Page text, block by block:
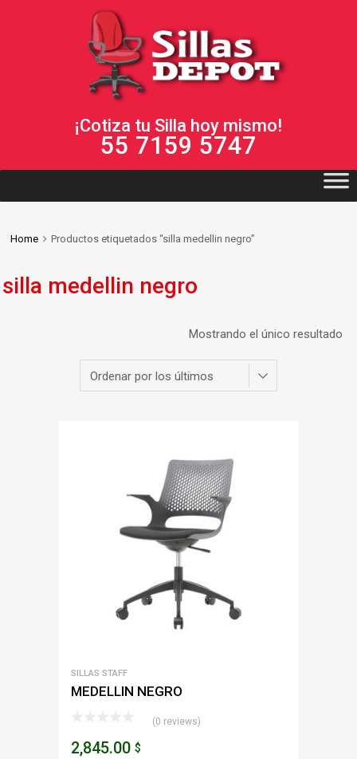
¡Cotiza tu Silla hoy mismo!
55 7159 5747
Home Productos etiquetados “silla medellin negro”
silla medellin negro
Mostrando el único resultado
SILLAS STAFF
MEDELLIN NEGRO
(0 reviews)
2,845.00 $